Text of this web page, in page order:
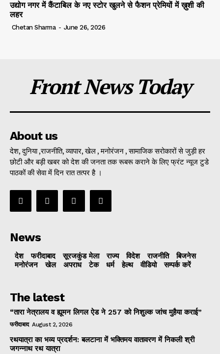
उद्योग नगर में कैंटाबिल के नए स्टोर खुलने से फैशन प्रेमियों में ख़ुशी की
लहर
Chetan Sharma - June 26, 2026
Front News Today
About us
देश, दुनिया ,राजनीति, व्यापार, खेल , मनोरंजन , सामाजिक सरोकारों से जुड़ी हर
छोटी और बड़ी खबर को देश की जनता तक रूबरू कराने के लिए फ्रंट न्यूज टुडे
पाठकों की सेवा में दिन रात तत्पर है ।
News
देश फरीदाबाद सूरजकुंड मेला राज्‍य विदेश राजनीति
बिजनेस
मनोरंजन
खेल अपराध टेक धर्म हेल्थ वीडियो सम्पर्क करें
The latest
“तारा नेत्रालय व ह्यूमन लिगल ऐड ने 257 को निशुल्क जांच मुहैया कराई”
फरीदाबाद August 2, 2026
रथयात्रा का भव्य प्रदर्शन: बलटाना में भक्तिमय वातावरण में निकली श्री
जगन्नाथ रथ यात्रा